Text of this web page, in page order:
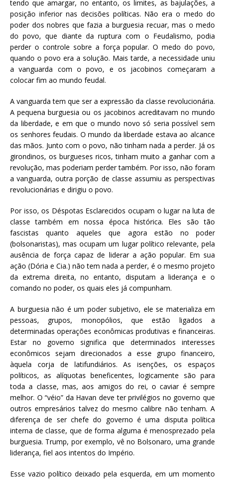
tendo que amargar, no entanto, os limites, as bajulações, a
posição inferior nas decisões políticas. Não era o medo do
poder dos nobres que fazia a burguesia recuar, mas o medo
do povo, que diante da ruptura com o Feudalismo, podia
perder o controle sobre a força popular. O medo do povo,
quando o povo era a solução. Mais tarde, a necessidade uniu
a vanguarda com o povo, e os jacobinos começaram a
colocar fim ao mundo feudal.
A vanguarda tem que ser a expressão da classe revolucionária.
A pequena burguesia ou os jacobinos acreditavam no mundo
da liberdade, e em que o mundo novo só seria possível sem
os senhores feudais. O mundo da liberdade estava ao alcance
das mãos. Junto com o povo, não tinham nada a perder. Já os
girondinos, os burgueses ricos, tinham muito a ganhar com a
revolução, mas poderiam perder também. Por isso, não foram
a vanguarda, outra porção de classe assumiu as perspectivas
revolucionárias e dirigiu o povo.
Por isso, os Déspotas Esclarecidos ocupam o lugar na luta de
classe também em nossa época histórica. Eles são tão
fascistas quanto aqueles que agora estão no poder
(bolsonaristas), mas ocupam um lugar político relevante, pela
ausência de força capaz de liderar a ação popular. Em sua
ação (Dória e Cia.) não tem nada a perder, é o mesmo projeto
da extrema direita, no entanto, disputam a liderança e o
comando no poder, os quais eles já compunham.
A burguesia não é um poder subjetivo, ele se materializa em
pessoas, grupos, monopólios, que estão ligados a
determinadas operações econômicas produtivas e financeiras.
Estar no governo significa que determinados interesses
econômicos sejam direcionados a esse grupo financeiro,
àquela corja de latifundiários. As isenções, os espaços
políticos, as alíquotas beneficentes, logicamente são para
toda a classe, mas, aos amigos do rei, o caviar é sempre
melhor. O “véio” da Havan deve ter privilégios no governo que
outros empresários talvez do mesmo calibre não tenham. A
diferença de ser chefe do governo é uma disputa política
interna de classe, que de forma alguma é menosprezado pela
burguesia. Trump, por exemplo, vê no Bolsonaro, uma grande
liderança, fiel aos intentos do Império.
Esse vazio político deixado pela esquerda, em um momento